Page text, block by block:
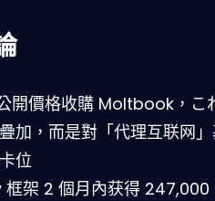
開價格收購 Moltbook，こ
加，而是對「代理互联网
位
架 2 個月內获得 247,000